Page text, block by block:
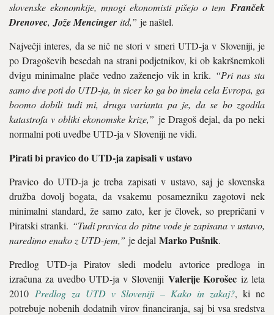
slovenske ekonomkije, mnogi ekonomisti pišejo o tem Franček
Drenovec, Jože Mencinger itd,” je naštel.
Največji interes, da se nič ne stori v smeri UTD-ja v Sloveniji, je
po Dragoševih besedah na strani podjetnikov, ki ob kakršnemkoli
dvigu minimalne plače vedno zaženejo vik in krik. “Pri nas sta
samo dve poti do UTD-ja, in sicer ko ga bo imela cela Evropa, ga
boomo dobili tudi mi, druga varianta pa je, da se bo zgodila
katastrofa v obliki ekonomske krize,” je Dragoš dejal, da po neki
normalni poti uvedbe UTD-ja v Sloveniji ne vidi.
Pirati bi pravico do UTD-ja zapisali v ustavo
Pravico do UTD-ja je treba zapisati v ustavo, saj je slovenska
družba dovolj bogata, da vsakemu posamezniku zagotovi nek
minimalni standard, že samo zato, ker je človek, so prepričani v
Piratski stranki. “Tudi pravica do pitne vode je zapisana v ustavo,
naredimo enako z UTD-jem,” je dejal Marko Pušnik.
Predlog UTD-ja Piratov sledi modelu avtorice predloga in
izračuna za uvedbo UTD-ja v Sloveniji Valerije Korošec iz leta
2010 Predlog za UTD v Sloveniji – Kako in zakaj?, ki ne
potrebuje nobenih dodatnih virov financiranja, saj bi vsa sredstva